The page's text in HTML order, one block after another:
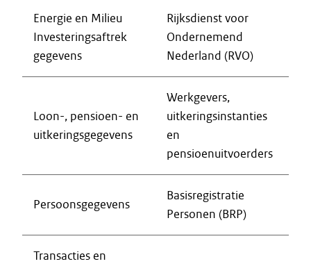
Energie en Milieu
Investeringsaftrek
gegevens
Rijksdienst voor
Ondernemend
Nederland (RVO)
Loon-, pensioen- en
uitkeringsgegevens
Werkgevers,
uitkeringsinstanties
en
pensioenuitvoerders
Persoonsgegevens
Basisregistratie
Personen (BRP)
Transacties en